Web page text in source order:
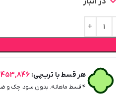
هر قسط با ترب‌پی:453,846
۴ قسط ماهانه. بدون سود، چک و ضامن.